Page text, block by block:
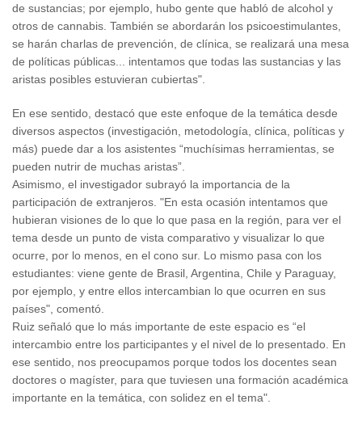
de sustancias; por ejemplo, hubo gente que habló de alcohol y
otros de cannabis. También se abordarán los psicoestimulantes,
se harán charlas de prevención, de clínica, se realizará una mesa
de políticas públicas... intentamos que todas las sustancias y las
aristas posibles estuvieran cubiertas".
En ese sentido, destacó que este enfoque de la temática desde
diversos aspectos (investigación, metodología, clínica, políticas y
más) puede dar a los asistentes “muchísimas herramientas, se
pueden nutrir de muchas aristas”.
Asimismo, el investigador subrayó la importancia de la
participación de extranjeros. "En esta ocasión intentamos que
hubieran visiones de lo que lo que pasa en la región, para ver el
tema desde un punto de vista comparativo y visualizar lo que
ocurre, por lo menos, en el cono sur. Lo mismo pasa con los
estudiantes: viene gente de Brasil, Argentina, Chile y Paraguay,
por ejemplo, y entre ellos intercambian lo que ocurren en sus
países", comentó.
Ruiz señaló que lo más importante de este espacio es “el
intercambio entre los participantes y el nivel de lo presentado. En
ese sentido, nos preocupamos porque todos los docentes sean
doctores o magíster, para que tuviesen una formación académica
importante en la temática, con solidez en el tema".